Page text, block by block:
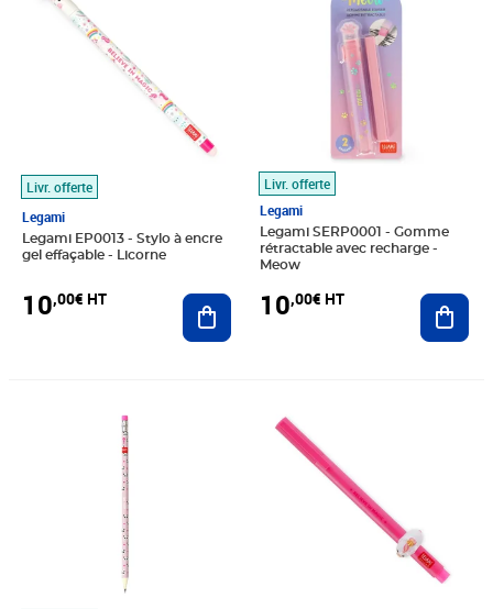
Livr. offerte
Legami
Legami EP0013 - Stylo à encre
gel effaçable - Licorne
10,00€ HT Ajouter au panier
Livr. offerte
Legami
Legami SERP0001 - Gomme
rétractable avec recharge -
Meow
10,00€ HT